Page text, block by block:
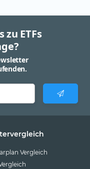
ETFs
Vergleich